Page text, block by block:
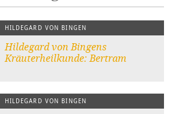
HILDEGARD VON BINGEN
Hildegard von Bingens
Kräuterheilkunde: Bertram
HILDEGARD VON BINGEN